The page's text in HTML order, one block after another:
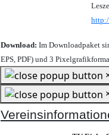
Download: Im Downloadpaket
EPS, PDF) und 3